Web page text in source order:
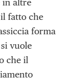
in altre
fatto che
forma
vuole
che il